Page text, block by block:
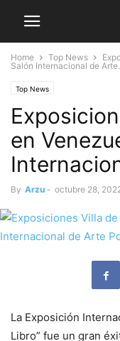
Home Top News
Salón Internacional de
Top News
en
By Arzu - octubre 28,
La Exposición
Libro” fue un gran